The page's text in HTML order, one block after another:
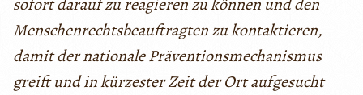
Menschenrechtsbeauftragten zu kontaktieren,
damit der nationale Präventionsmechanismus
greift und in kürzester Zeit der Ort aufgesucht